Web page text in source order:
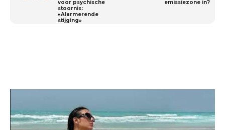
voor psychische
stoornis:
«Alarmerende
stijging»
emissiezone in?